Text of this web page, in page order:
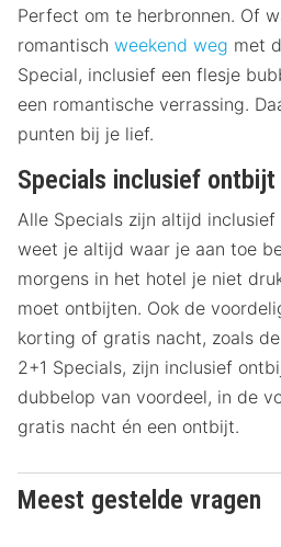
Perfect om te herbronnen. Of
romantisch weekend weg met
Special, inclusief een flesje
een romantische verrassing.
punten bij je lief.
Specials inclusief ontbijt
Alle Specials zijn altijd
weet je altijd waar je aan toe
morgens in het hotel je niet
moet ontbijten. Ook de
korting of gratis nacht, zoals
2+1 Specials, zijn inclusief
dubbelop van voordeel, in de
gratis nacht én een ontbijt.
Meest gestelde vragen